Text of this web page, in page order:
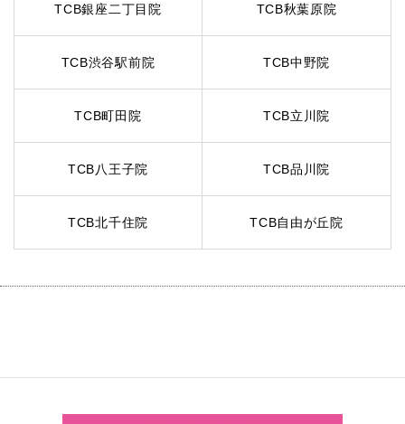
TCB銀座二丁目院 TCB秋葉原院
TCB渋谷駅前院 TCB中野院
TCB町田院 TCB立川院
TCB八王子院 TCB品川院
TCB北千住院 TCB自由が丘院